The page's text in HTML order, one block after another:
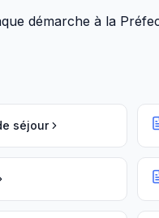
démarche à la
séjour